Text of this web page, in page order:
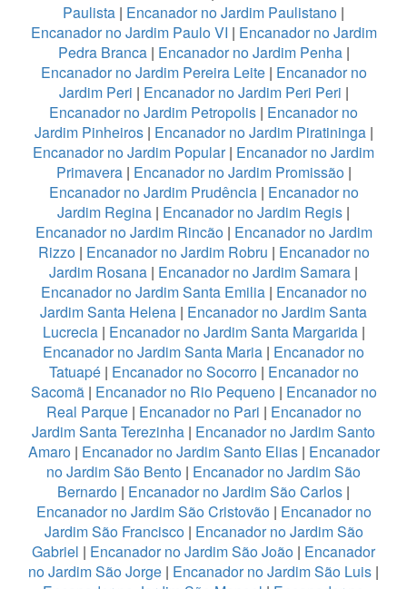
Paulista | Encanador no Jardim Paulistano |
Encanador no Jardim Paulo VI | Encanador no Jardim
Pedra Branca| Encanador no Jardim Penha|
Encanador no Jardim Pereira Leite| Encanador no
Jardim Peri | Encanador no Jardim Peri Peri |
Encanador no Jardim Petropolis | Encanador no
Jardim Pinheiros| Encanador no Jardim Piratininga|
Encanador no Jardim Popular| Encanador no Jardim
Primavera| Encanador no Jardim Promissão|
Encanador no Jardim Prudência| Encanador no
Jardim Regina | Encanador no Jardim Regis |
Encanador no Jardim Rincão| Encanador no Jardim
Rizzo| Encanador no Jardim Robru | Encanador no
Jardim Rosana | Encanador no Jardim Samara |
Encanador no Jardim Santa Emilia| Encanador no
Jardim Santa Helena | Encanador no Jardim Santa
Lucrecia| Encanador no Jardim Santa Margarida|
Encanador no Jardim Santa Maria | Encanador no
Tatuapé| Encanador no Socorro| Encanador no
Sacomã| Encanador no Rio Pequeno| Encanador no
Real Parque| Encanador no Pari | Encanador no
Jardim Santa Terezinha | Encanador no Jardim Santo
Amaro| Encanador no Jardim Santo Elias| Encanador
no Jardim São Bento | Encanador no Jardim São
Bernardo | Encanador no Jardim São Carlos |
Encanador no Jardim São Cristovão| Encanador no
Jardim São Francisco| Encanador no Jardim São
Gabriel | Encanador no Jardim São João | Encanador
no Jardim São Jorge | Encanador no Jardim São Luis |